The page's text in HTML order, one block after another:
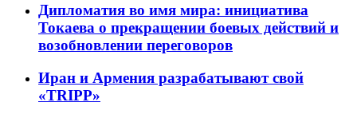
Дипломатия во имя мира: инициатива
Токаева о прекращении боевых действий и
возобновлении переговоров
Иран и Армения разрабатывают свой
«TRIPP»